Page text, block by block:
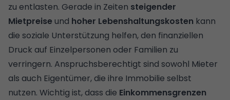
zu entlasten. Gerade in Zeiten steigender
Mietpreise und hoher Lebenshaltungskosten kann
die soziale Unterstützung helfen, den finanziellen
Druck auf Einzelpersonen oder Familien zu
verringern. Anspruchsberechtigt sind sowohl Mieter
als auch Eigentümer, die ihre Immobilie selbst
nutzen. Wichtig ist, dass die Einkommensgrenzen